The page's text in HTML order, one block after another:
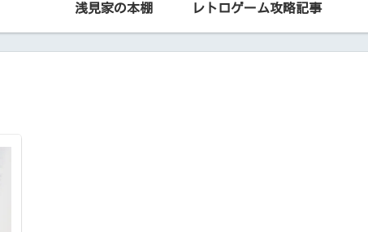
浅見家の本棚 レトロゲーム攻略記事